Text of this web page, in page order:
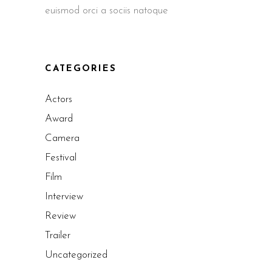
euismod orci a sociis natoque
CATEGORIES
Actors
Award
Camera
Festival
Film
Interview
Review
Trailer
Uncategorized